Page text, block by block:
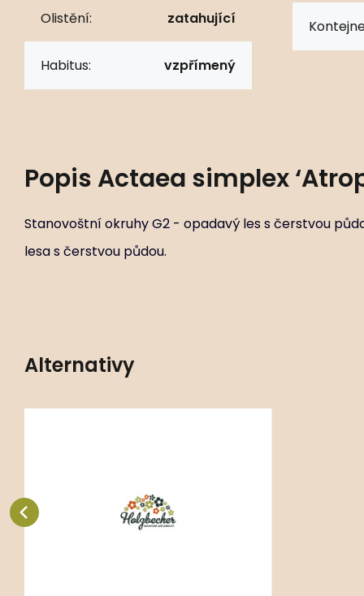
Olistění: zatahující
Habitus: vzpřímený
Popis Actaea simplex
Stanovoštní okruhy G2 - opadavý les s čerstvou
lesa s čerstvou půdou.
Alternativy
Oblíbený
Porovnat
opadavého lesa s čerstvou půdou,
FR2 - otevřené plochy s čerstvou